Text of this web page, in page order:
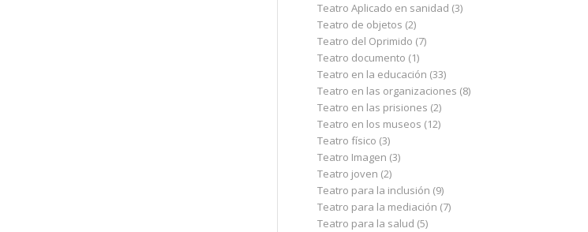
Teatro Aplicado en sanidad (3)
Teatro de objetos (2)
Teatro del Oprimido (7)
Teatro documento (1)
Teatro en la educación (33)
Teatro en las organizaciones (8)
Teatro en las prisiones (2)
Teatro en los museos (12)
Teatro físico (3)
Teatro Imagen (3)
Teatro joven (2)
Teatro para la inclusión (9)
Teatro para la mediación (7)
Teatro para la salud (5)